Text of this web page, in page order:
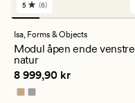
6
anmeldelser
med
en
gjennomsnittlig
vurdering
på
5
5 (6)
Isa, Forms & Objects
Modul åpen ende venstre
natur
Pris 8 999,90 kr
8 999,90 kr